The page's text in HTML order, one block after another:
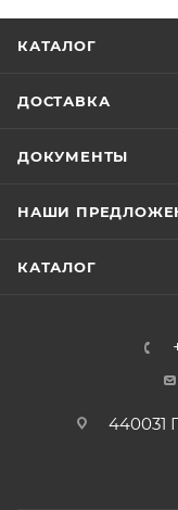
КАТАЛОГ
ДОСТАВКА
ДОКУМЕНТЫ
НАШИ
КАТАЛОГ
440031